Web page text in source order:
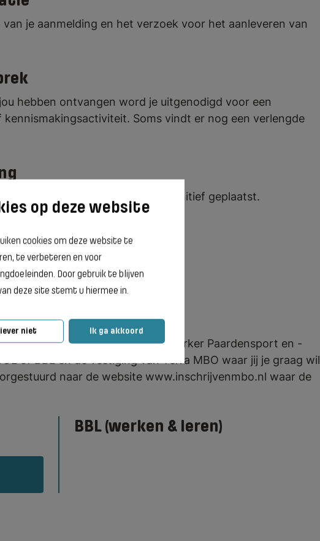
cookies om deze website te
te verbeteren en voor
Door gebruik te blijven
deze site stemt u hiermee in.
niet Ik ga akkoord
je aanmelding en het verzoek voor het aanleveren van
hebben ontvangen word je uitgenodigd voor een
Soms vindt er nog een verlengde
aan de voorwaarden, word je definitief geplaatst.
kennismakingsmoment.
opleiding Vakbekwaam medewerker Paardensport en -
of BBL en de vestiging van Terra MBO waar jij je graag wil
naar de website www.inschrijvenmbo.nl waar de
BBL (werken & leren)